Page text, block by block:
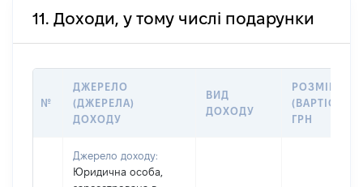
11. Доходи, у тому числі подарунки
№
ДЖЕРЕЛО
(ДЖЕРЕЛА)
ДОХОДУ
ВИД
ДОХОДУ
РОЗМІР
(ВАРТІСТЬ),
ГРН
Джерело доходу:
Юридична особа,